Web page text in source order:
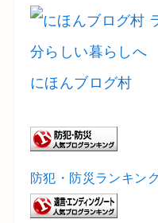
にほんブログ村
防犯・防災ランキン